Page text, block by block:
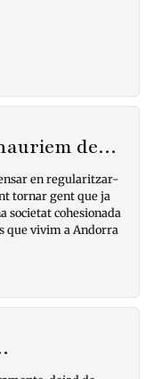
de…
en regularitzar-
tornar gent que ja
societat cohesionada
que vivim a Andorra